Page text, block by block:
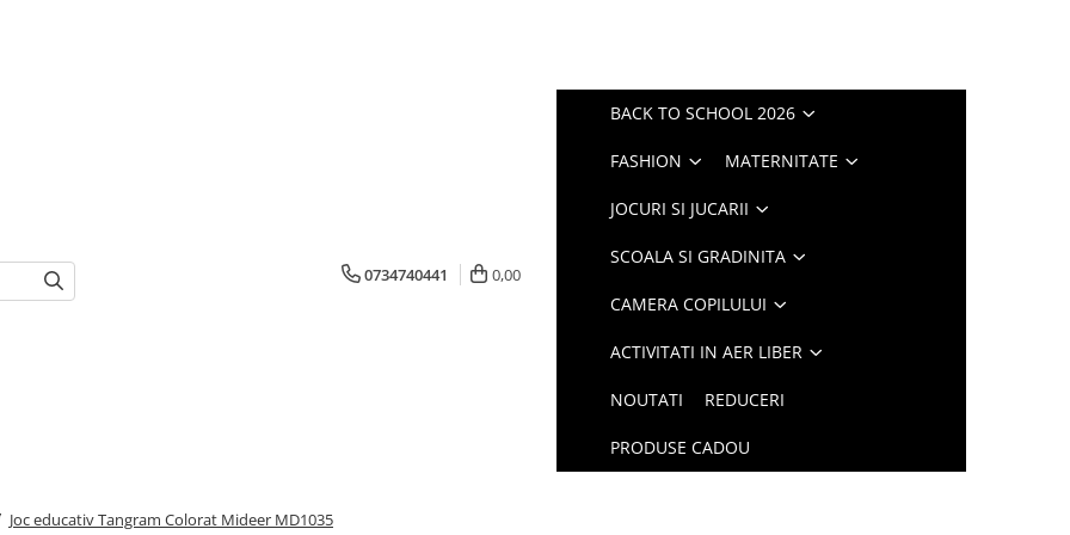
0734740441 0,00
BACK TO SCHOOL 2026
FASHION MATERNITATE
JOCURI SI JUCARII
SCOALA SI GRADINITA
CAMERA COPILULUI
ACTIVITATI IN AER LIBER
NOUTATI REDUCERI
PRODUSE CADOU
Joc educativ Tangram Colorat Mideer MD1035